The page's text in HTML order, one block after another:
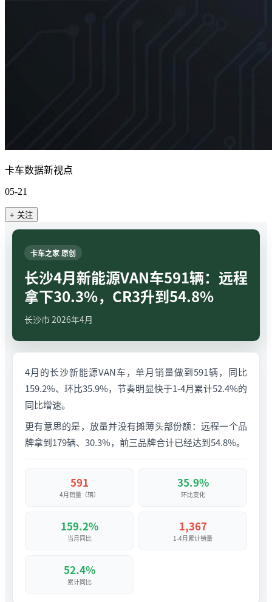
卡车数据新视点
05-21
+ 关注
卡车之家 原创
长沙4月新能源VAN车591辆：远程
拿下30.3%，CR3升到54.8%
长沙市 2026年4月
4月的长沙新能源VAN车，单月销量做到591辆，同比
159.2%、环比35.9%，节奏明显快于1-4月累计52.4%的
同比增速。
更有意思的是，放量并没有摊薄头部份额：远程一个品
牌拿到179辆、30.3%，前三品牌合计已经达到54.8%。
591
4月销量（辆）
35.9%
环比变化
159.2%
当月同比
1,367
1-4月累计销量
52.4%
累计同比